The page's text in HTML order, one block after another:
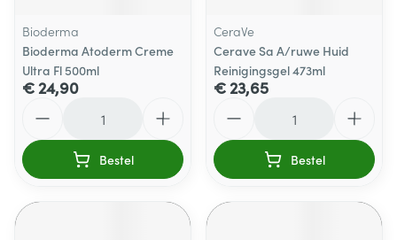
Bioderma
Bioderma Atoderm Creme
Ultra Fl 500ml
€ 24,90
Bestel
CeraVe
Cerave Sa A/ruwe Huid
Reinigingsgel 473ml
€ 23,65
Bestel